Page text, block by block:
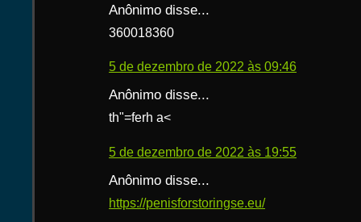
Anônimo disse...
360018360
5 de dezembro de 2022 às 09:46
Anônimo disse...
th"=ferh a<
5 de dezembro de 2022 às 19:55
Anônimo disse...
https://penisforstoringse.eu/